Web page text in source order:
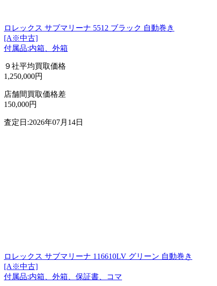
ロレックス サブマリーナ 5512 ブラック 自動巻き
[A※中古]
付属品:内箱、外箱
９社平均買取価格
1,250,000円
店舗間買取価格差
150,000円
査定日:2026年07月14日
ロレックス サブマリーナ 116610LV グリーン 自動巻き
[A※中古]
付属品:内箱、外箱、保証書、コマ